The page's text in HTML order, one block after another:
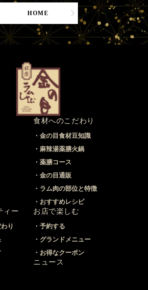
HOME
食材へのこだわり
金の目食材豆知識
麻辣湯薬膳火鍋
薬膳コース
金の目通販
ラム肉の部位と特徴
おすすめレシピ
ィー
り
お店で楽しむ
予約する
グランドメニュー
お得なクーポン
ニュース